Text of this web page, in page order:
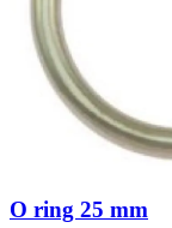
O ring 25 mm